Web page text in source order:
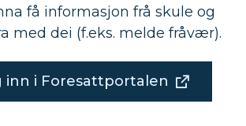
få informasjon frå skule og
med dei (f.eks. melde fråvær).
inn i Foresattportalen